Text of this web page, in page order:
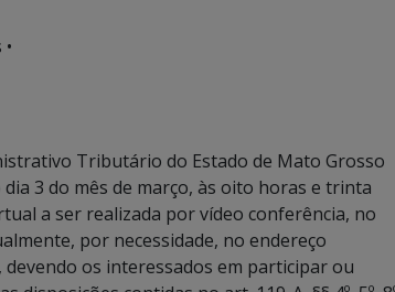
Tributário do Estado de Mato Grosso
3 do mês de março, às oito horas e trinta
a ser realizada por vídeo conferência, no
por necessidade, no endereço
os interessados em participar ou